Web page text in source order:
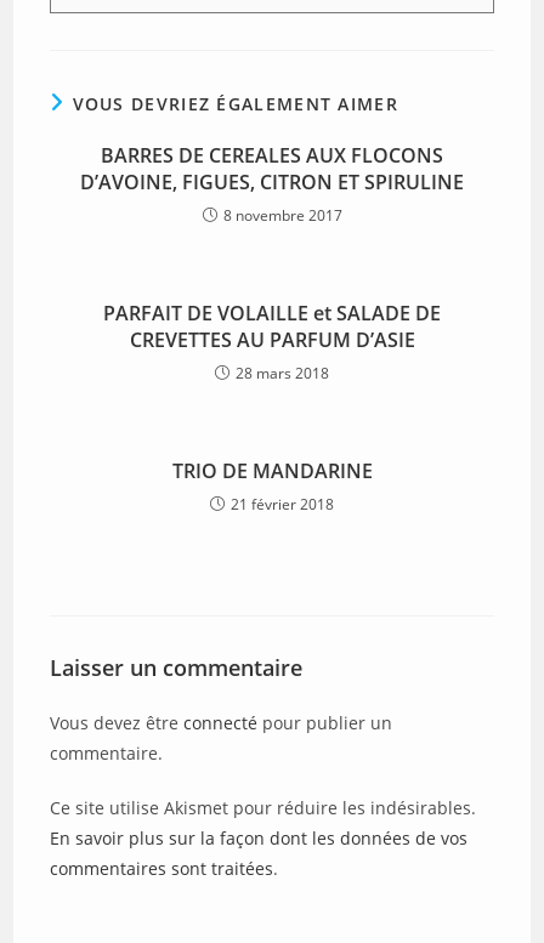
VOUS DEVRIEZ ÉGALEMENT AIMER
BARRES DE CEREALES AUX FLOCONS
D’AVOINE, FIGUES, CITRON ET SPIRULINE
8 novembre 2017
PARFAIT DE VOLAILLE et SALADE DE
CREVETTES AU PARFUM D’ASIE
28 mars 2018
TRIO DE MANDARINE
21 février 2018
Laisser un commentaire
Vous devez êtreconnecté pour publier un
commentaire.
Ce site utilise Akismet pour réduire les indésirables.
En savoir plus sur la façon dont les données de vos
commentaires sont traitées.